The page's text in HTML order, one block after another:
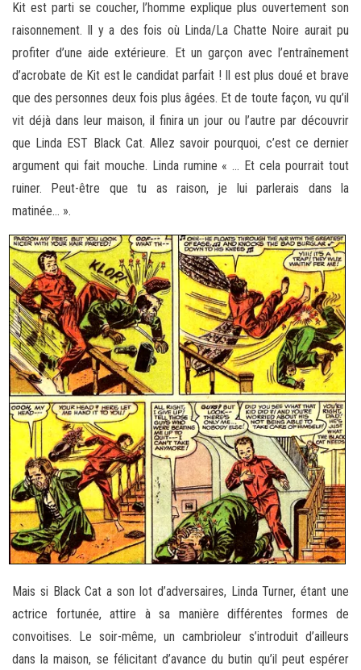
Kit est parti se coucher, l’homme explique plus ouvertement son
raisonnement. Il y a des fois où Linda/La Chatte Noire aurait pu
profiter d’une aide extérieure. Et un garçon avec l’entraînement
d’acrobate de Kit est le candidat parfait ! Il est plus doué et brave
que des personnes deux fois plus âgées. Et de toute façon, vu qu’il
vit déjà dans leur maison, il finira un jour ou l’autre par découvrir
que Linda EST Black Cat. Allez savoir pourquoi, c’est ce dernier
argument qui fait mouche. Linda rumine « … Et cela pourrait tout
ruiner. Peut-être que tu as raison, je lui parlerais dans la
matinée… ».
Mais si Black Cat a son lot d’adversaires, Linda Turner, étant une
actrice fortunée, attire à sa manière différentes formes de
convoitises. Le soir-même, un cambrioleur s’introduit d’ailleurs
dans la maison, se félicitant d’avance du butin qu’il peut espérer